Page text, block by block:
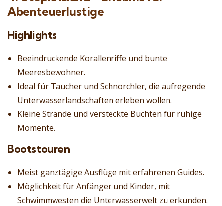
Abenteuerlustige
Highlights
Beeindruckende Korallenriffe und bunte
Meeresbewohner.
Ideal für Taucher und Schnorchler, die aufregende
Unterwasserlandschaften erleben wollen.
Kleine Strände und versteckte Buchten für ruhige
Momente.
Bootstouren
Meist ganztägige Ausflüge mit erfahrenen Guides.
Möglichkeit für Anfänger und Kinder, mit
Schwimmwesten die Unterwasserwelt zu erkunden.